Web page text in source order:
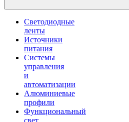
Светодиодные
ленты
Источники
питания
Системы
управления
и
автоматизации
Алюминиевые
профили
Функциональный
свет